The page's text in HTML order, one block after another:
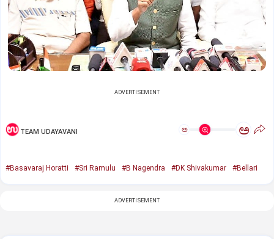
ADVERTISEMENT
TEAM UDAYAVANI ಅ ಅ
#Basavaraj Horatti #Sri Ramulu #B Nagendra #DK Shivakumar #Bellari
ADVERTISEMENT